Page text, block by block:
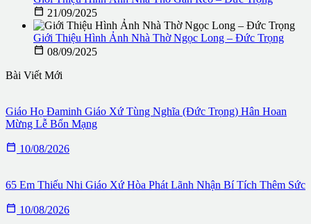
 21/09/2025
Giới Thiệu Hình Ảnh Nhà Thờ Ngọc Long – Đức Trọng
 08/09/2025
Bài Viết Mới
Giáo Họ Đaminh Giáo Xứ Tùng Nghĩa (Đức Trọng) Hân Hoan
Mừng Lễ Bổn Mạng
 10/08/2026
65 Em Thiếu Nhi Giáo Xứ Hòa Phát Lãnh Nhận Bí Tích Thêm Sức
 10/08/2026